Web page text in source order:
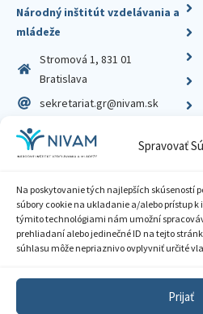
Spravovať
Na poskytovanie tých najlepších skúseností
súbory cookie na ukladanie a/alebo prístup
týmito technológiami nám umožní
prehliadaní alebo jedinečné ID na tejto
súhlasu môže nepriaznivo ovplyvniť určité
Prijať
Národný inštitút vzdelávania a
mládeže
Stromová 1, 831 01
Bratislava
sekretariat.gr@nivam.sk
IČO: 00164348
DIČ: 2020798714
Zásady ochrany
Sprístupnenie